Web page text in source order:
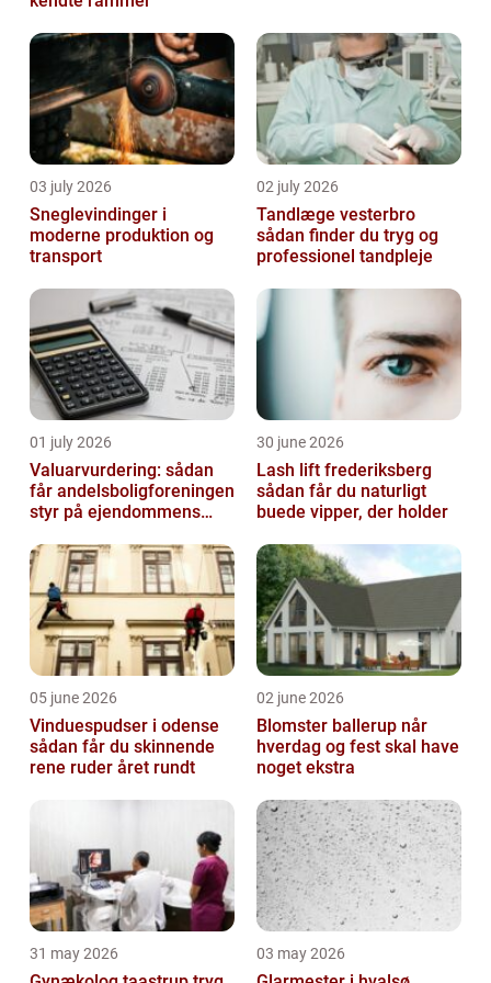
03 july 2026
Sneglevindinger i
moderne produktion og
transport
02 july 2026
Tandlæge vesterbro
sådan finder du tryg og
professionel tandpleje
01 july 2026
Valuarvurdering: sådan
får andelsboligforeningen
styr på ejendommens
30 june 2026
Lash lift frederiksberg
sådan får du naturligt
buede vipper, der holder
05 june 2026
Vinduespudser i odense
sådan får du skinnende
rene ruder året rundt
02 june 2026
Blomster ballerup når
hverdag og fest skal have
noget ekstra
31 may 2026 03 may 2026